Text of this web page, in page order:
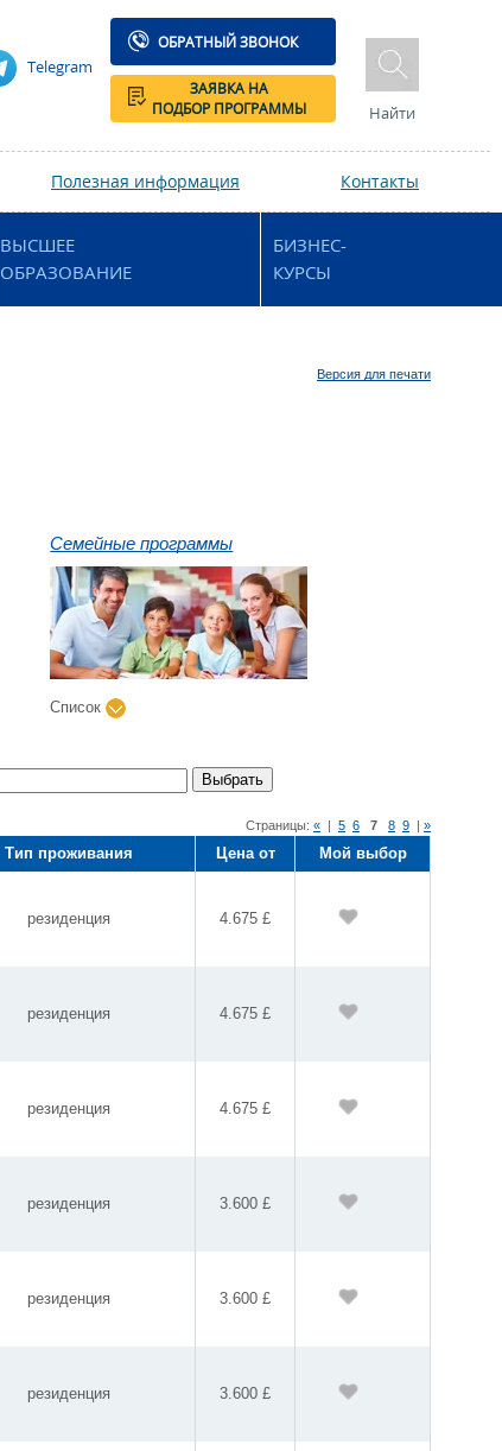
Telegram
ОБРАТНЫЙ ЗВОНОК
ЗАЯВКА НА
ПОДБОР ПРОГРАММЫ
Найти
Полезная информация Контакты
ВЫСШЕЕ
ОБРАЗОВАНИЕ
БИЗНЕС-
КУРСЫ
Версия для печати
Семейные программы
Список
Выбрать
Страницы: « | 5 6 7 8 9 | »
Тип проживания Цена от Мой выбор
резиденция 4.675 £
резиденция 4.675 £
резиденция 4.675 £
резиденция 3.600 £
резиденция 3.600 £
резиденция 3.600 £